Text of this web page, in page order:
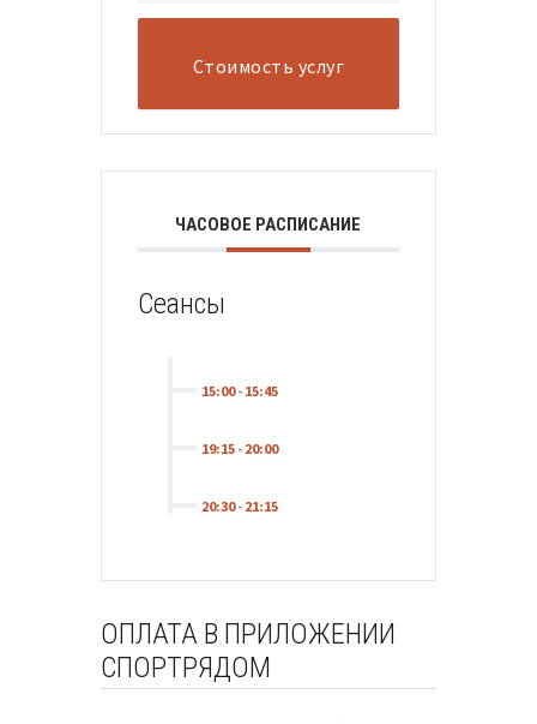
Стоимость услуг
ЧАСОВОЕ РАСПИСАНИЕ
Сеансы
15:00- 15:45
19:15- 20:00
20:30- 21:15
ОПЛАТА В ПРИЛОЖЕНИИ
СПОРТРЯДОМ